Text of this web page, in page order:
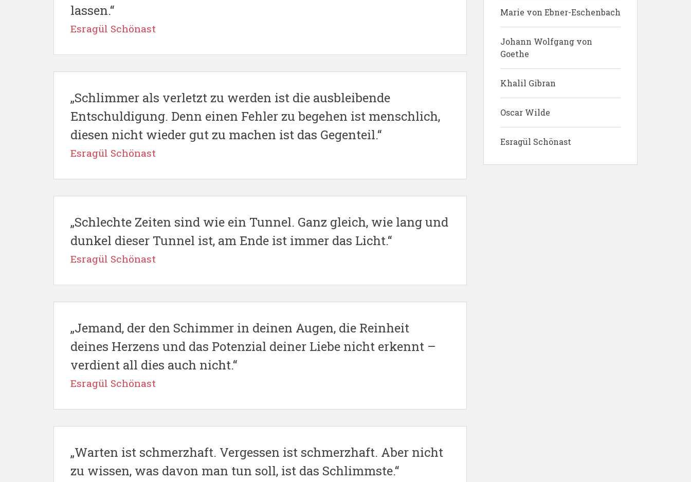
lassen.“
Esragül Schönast
„Schlimmer als verletzt zu werden ist die ausbleibende
Entschuldigung. Denn einen Fehler zu begehen ist menschlich,
diesen nicht wieder gut zu machen ist das Gegenteil.“
Esragül Schönast
„Schlechte Zeiten sind wie ein Tunnel. Ganz gleich, wie lang und
dunkel dieser Tunnel ist, am Ende ist immer das Licht.“
Esragül Schönast
„Jemand, der den Schimmer in deinen Augen, die Reinheit
deines Herzens und das Potenzial deiner Liebe nicht erkennt –
verdient all dies auch nicht.“
Esragül Schönast
„Warten ist schmerzhaft. Vergessen ist schmerzhaft. Aber nicht
zu wissen, was davon man tun soll, ist das Schlimmste.“
Marie von Ebner-Eschenbach
Johann Wolfgang von
Goethe
Khalil Gibran
Oscar Wilde
Esragül Schönast